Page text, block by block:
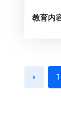
教育内
« 1